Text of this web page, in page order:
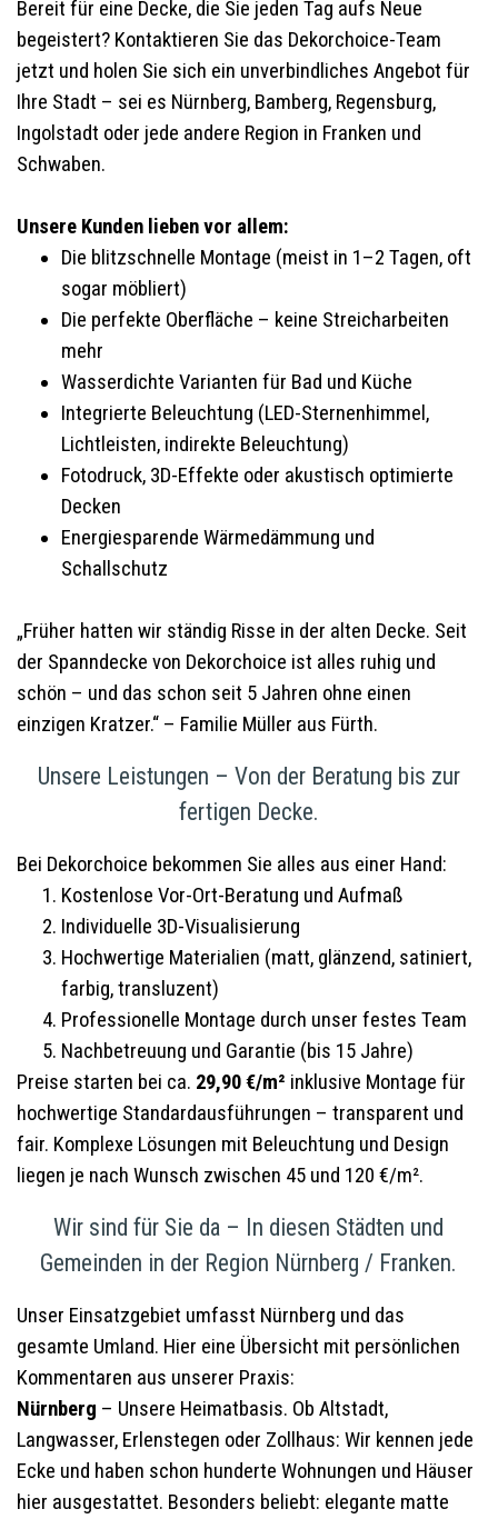
Bereit für eine Decke, die Sie jeden Tag aufs Neue
begeistert? Kontaktieren Sie das Dekorchoice-Team
jetzt und holen Sie sich ein unverbindliches Angebot für
Ihre Stadt – sei es Nürnberg, Bamberg, Regensburg,
Ingolstadt oder jede andere Region in Franken und
Schwaben.
Unsere Kunden lieben vor allem:
Die blitzschnelle Montage (meist in 1–2 Tagen, oft
sogar möbliert)
Die perfekte Oberfläche – keine Streicharbeiten
mehr
Wasserdichte Varianten für Bad und Küche
Integrierte Beleuchtung (LED-Sternenhimmel,
Lichtleisten, indirekte Beleuchtung)
Fotodruck, 3D-Effekte oder akustisch optimierte
Decken
Energiesparende Wärmedämmung und
Schallschutz
„Früher hatten wir ständig Risse in der alten Decke. Seit
der Spanndecke von Dekorchoice ist alles ruhig und
schön – und das schon seit 5 Jahren ohne einen
einzigen Kratzer.“ – Familie Müller aus Fürth.
Unsere Leistungen – Von der Beratung bis zur
fertigen Decke.
Bei Dekorchoice bekommen Sie alles aus einer Hand:
Kostenlose Vor-Ort-Beratung und Aufmaß
Individuelle 3D-Visualisierung
Hochwertige Materialien (matt, glänzend, satiniert,
farbig, transluzent)
Professionelle Montage durch unser festes Team
Nachbetreuung und Garantie (bis 15 Jahre)
Preise starten bei ca. 29,90 €/m² inklusive Montage für
hochwertige Standardausführungen – transparent und
fair. Komplexe Lösungen mit Beleuchtung und Design
liegen je nach Wunsch zwischen 45 und 120 €/m².
Wir sind für Sie da – In diesen Städten und
Gemeinden in der Region Nürnberg / Franken.
Unser Einsatzgebiet umfasst Nürnberg und das
gesamte Umland. Hier eine Übersicht mit persönlichen
Kommentaren aus unserer Praxis:
Nürnberg – Unsere Heimatbasis. Ob Altstadt,
Langwasser, Erlenstegen oder Zollhaus: Wir kennen jede
Ecke und haben schon hunderte Wohnungen und Häuser
hier ausgestattet. Besonders beliebt: elegante matte